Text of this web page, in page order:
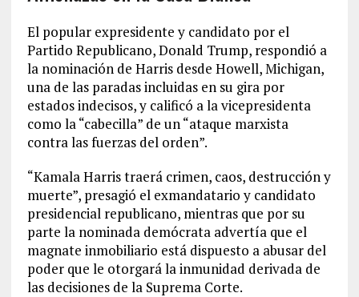
El popular expresidente y candidato por el
Partido Republicano, Donald Trump, respondió a
la nominación de Harris desde Howell, Michigan,
una de las paradas incluidas en su gira por
estados indecisos, y calificó a la vicepresidenta
como la “cabecilla” de un “ataque marxista
contra las fuerzas del orden”.
“Kamala Harris traerá crimen, caos, destrucción y
muerte”, presagió el exmandatario y candidato
presidencial republicano, mientras que por su
parte la nominada demócrata advertía que el
magnate inmobiliario está dispuesto a abusar del
poder que le otorgará la inmunidad derivada de
las decisiones de la Suprema Corte.